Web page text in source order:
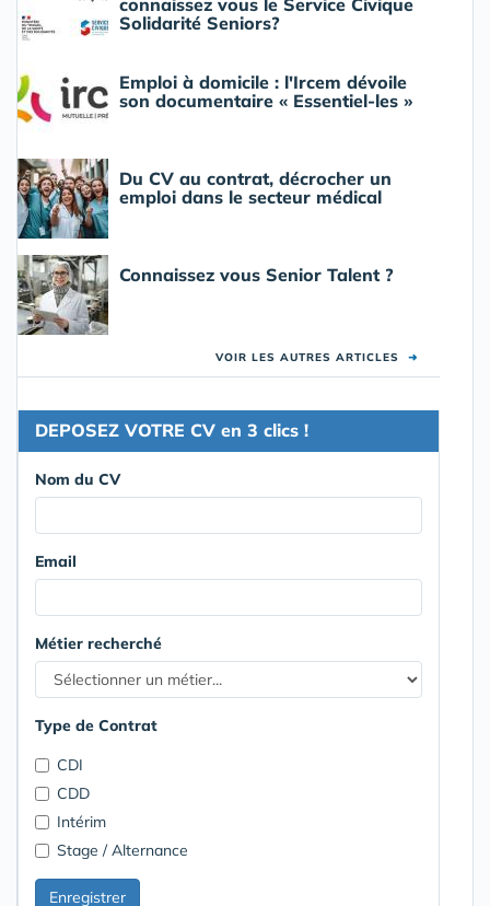
Solidarité Seniors?
Emploi à domicile : l'Ircem dévoile
son documentaire « Essentiel-les »
Du CV au contrat, décrocher un
emploi dans le secteur médical
Connaissez vous Senior Talent ?
VOIR LES AUTRES ARTICLES ➜
DEPOSEZ VOTRE CV en 3 clics !
Nom du CV
Email
Métier recherché
Type de Contrat
CDI
CDD
Intérim
Stage / Alternance